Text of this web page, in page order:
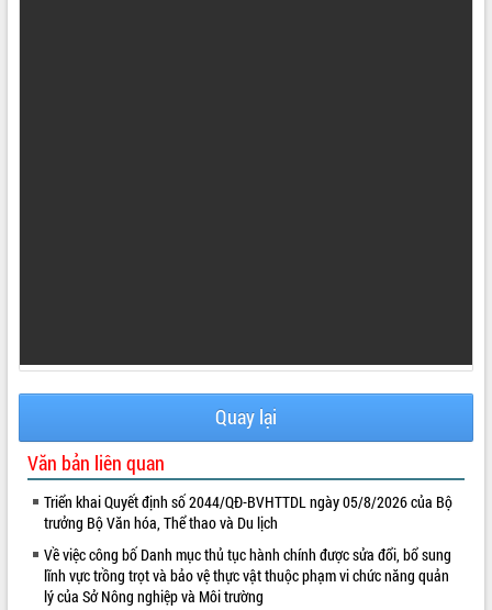
Quay lại
Văn bản liên quan
Triển khai Quyết định số 2044/QĐ-BVHTTDL ngày 05/8/2026 của Bộ
trưởng Bộ Văn hóa, Thể thao và Du lịch
Về việc công bố Danh mục thủ tục hành chính được sửa đổi, bổ sung
lĩnh vực trồng trọt và bảo vệ thực vật thuộc phạm vi chức năng quản
lý của Sở Nông nghiệp và Môi trường